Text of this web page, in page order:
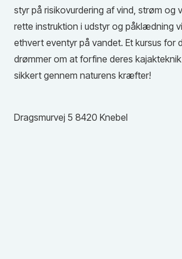
styr på risikovurdering af vind, strøm og
rette instruktion i udstyr og påklædning
ethvert eventyr på vandet. Et kursus for
drømmer om at forfine deres
sikkert gennem naturens kræfter!
Dragsmurvej 5 8420 Knebel